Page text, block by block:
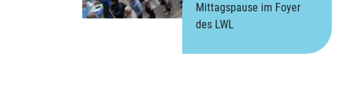
Mittagspause im Foyer
des LWL